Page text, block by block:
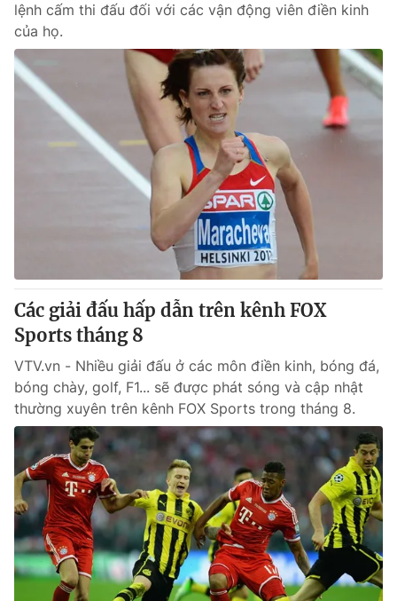
lệnh cấm thi đấu đối với các vận động viên điền kinh
của họ.
Các giải đấu hấp dẫn trên kênh FOX
Sports tháng 8
VTV.vn - Nhiều giải đấu ở các môn điền kinh, bóng đá,
bóng chày, golf, F1... sẽ được phát sóng và cập nhật
thường xuyên trên kênh FOX Sports trong tháng 8.